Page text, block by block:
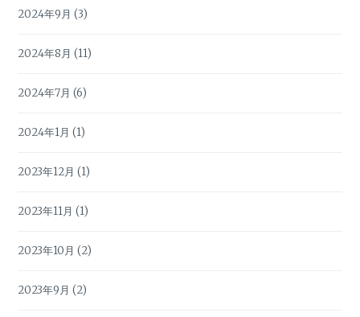
2024年9月 (3)
2024年8月 (11)
2024年7月 (6)
2024年1月 (1)
2023年12月 (1)
2023年11月 (1)
2023年10月 (2)
2023年9月 (2)